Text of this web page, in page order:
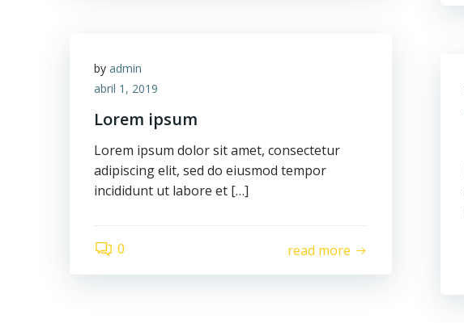
by admin
abril 1, 2019
Lorem ipsum
Lorem ipsum dolor sit amet, consectetur
adipiscing elit, sed do eiusmod tempor
incididunt ut labore et […]
0 read more